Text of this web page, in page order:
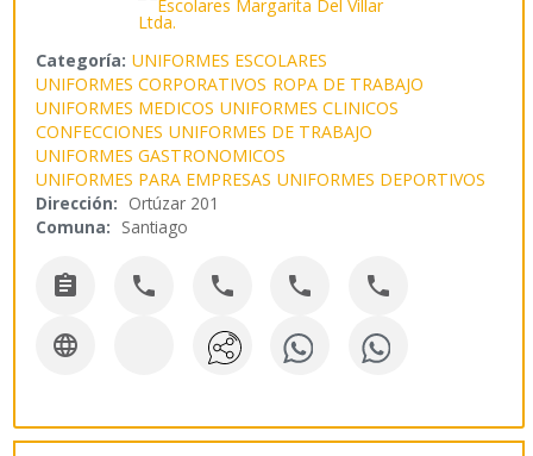
Categoría: UNIFORMES ESCOLARES
UNIFORMES CORPORATIVOS ROPA DE TRABAJO
UNIFORMES MEDICOS UNIFORMES CLINICOS
CONFECCIONES UNIFORMES DE TRABAJO
UNIFORMES GASTRONOMICOS
UNIFORMES PARA EMPRESAS UNIFORMES DEPORTIVOS
Dirección: Ortúzar 201
Comuna: Santiago
    
